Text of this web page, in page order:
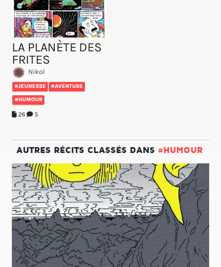
LA PLANÈTE DES
FRITES
Nikol
#JEUNESSE #AVENTURE
#HUMOUR
26 5
AUTRES RÉCITS CLASSÉS DANS #HUMOUR